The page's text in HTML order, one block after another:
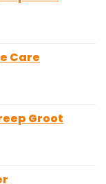
Care
Groot